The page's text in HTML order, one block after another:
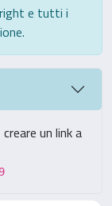
e tutti i
un link a